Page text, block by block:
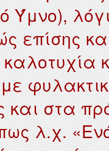
Ύμνο),
επίσης
και στα
λ.χ.